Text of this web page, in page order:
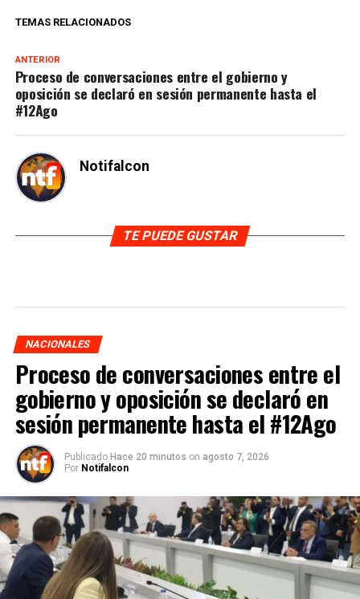
TEMAS RELACIONADOS
ANTERIOR
Proceso de conversaciones entre el gobierno y
oposición se declaró en sesión permanente hasta el
#12Ago
Notifalcon
TE PUEDE GUSTAR
NACIONALES
Proceso de conversaciones entre el
gobierno y oposición se declaró en
sesión permanente hasta el #12Ago
Publicado Hace 20 minutos on agosto 7, 2026
Por Notifalcon